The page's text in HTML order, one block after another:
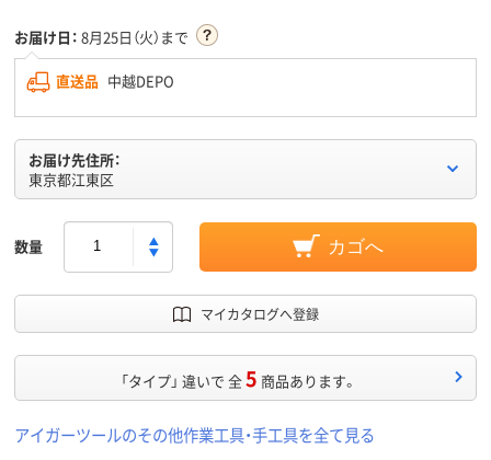
お届け日： 8月25日（火）まで
直送品 中越DEPO
お届け先住所：
東京都江東区
数量 カゴへ
マイカタログへ登録
「タイプ」 違いで 全5 商品あります。
アイガーツールのその他作業工具・手工具を全て見る